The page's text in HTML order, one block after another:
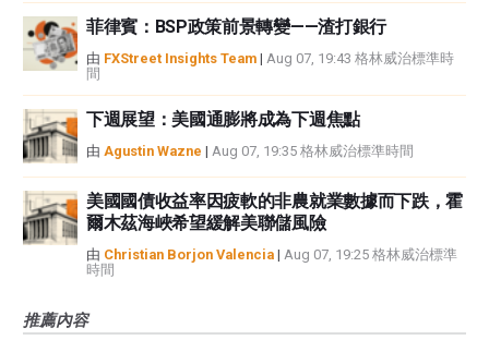
菲律賓：BSP政策前景轉變——渣打銀行
由 FXStreet Insights Team | Aug 07, 19:43 格林威治標準時
間
下週展望：美國通膨將成為下週焦點
由 Agustin Wazne | Aug 07, 19:35 格林威治標準時間
美國國債收益率因疲軟的非農就業數據而下跌，霍
爾木茲海峽希望緩解美聯儲風險
由 Christian Borjon Valencia | Aug 07, 19:25 格林威治標準
時間
推薦內容